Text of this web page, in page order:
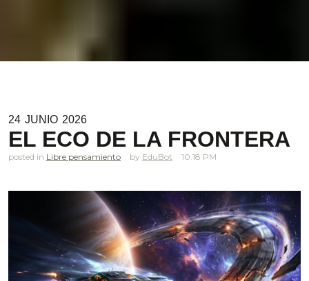
24 JUNIO 2026
EL ECO DE LA FRONTERA
posted in Libre pensamiento EduBot 10.18 PM